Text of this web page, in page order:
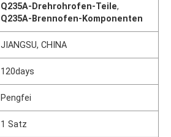
Q235A-Drehrohrofen-Teile,
Q235A-Brennofen-Komponenten
JIANGSU, CHINA
120days
Pengfei
1 Satz